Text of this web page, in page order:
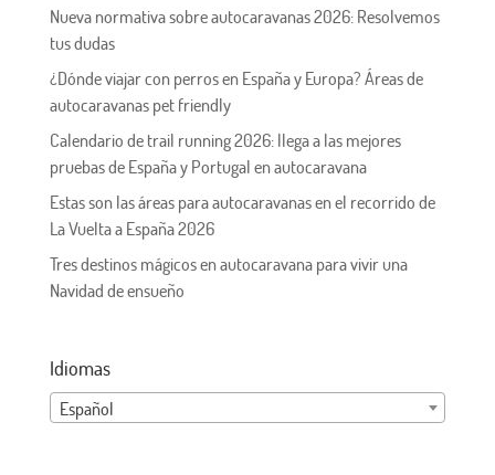
Nueva normativa sobre autocaravanas 2026: Resolvemos
tus dudas
¿Dónde viajar con perros en España y Europa? Áreas de
autocaravanas pet friendly
Calendario de trail running 2026: llega a las mejores
pruebas de España y Portugal en autocaravana
Estas son las áreas para autocaravanas en el recorrido de
La Vuelta a España 2026
Tres destinos mágicos en autocaravana para vivir una
Navidad de ensueño
Idiomas
Español